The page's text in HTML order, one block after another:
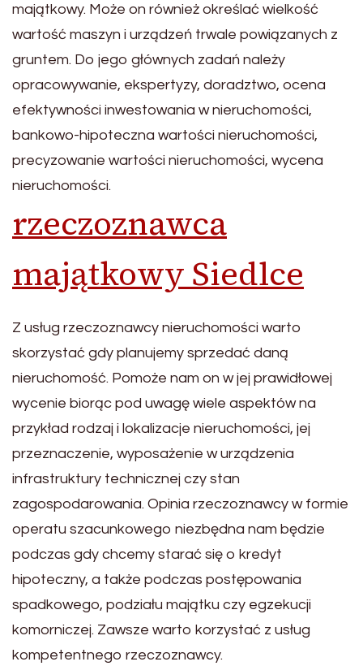
majątkowy. Może on również określać wielkość
wartość maszyn i urządzeń trwale powiązanych z
gruntem. Do jego głównych zadań należy
opracowywanie, ekspertyzy, doradztwo, ocena
efektywności inwestowania w nieruchomości,
bankowo-hipoteczna wartości nieruchomości,
precyzowanie wartości nieruchomości, wycena
nieruchomości.
rzeczoznawca
majątkowy Siedlce
Z usług rzeczoznawcy nieruchomości warto
skorzystać gdy planujemy sprzedać daną
nieruchomość. Pomoże nam on w jej prawidłowej
wycenie biorąc pod uwagę wiele aspektów na
przykład rodzaj i lokalizacje nieruchomości, jej
przeznaczenie, wyposażenie w urządzenia
infrastruktury technicznej czy stan
zagospodarowania. Opinia rzeczoznawcy w formie
operatu szacunkowego niezbędna nam będzie
podczas gdy chcemy starać się o kredyt
hipoteczny, a także podczas postępowania
spadkowego, podziału majątku czy egzekucji
komorniczej. Zawsze warto korzystać z usług
kompetentnego rzeczoznawcy.